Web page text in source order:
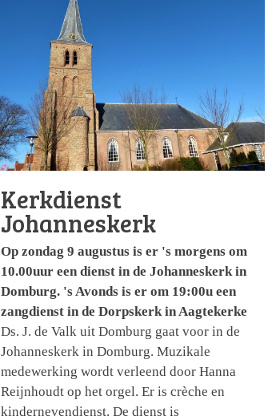
Kerkdienst
Johanneskerk
Op zondag 9 augustus is er 's morgens om
10.00uur een dienst in de Johanneskerk in
Domburg. 's Avonds is er om 19:00u een
zangdienst in de Dorpskerk in Aagtekerke
Ds. J. de Valk uit Domburg gaat voor in de
Johanneskerk in Domburg. Muzikale
medewerking wordt verleend door Hanna
Reijnhoudt op het orgel. Er is crèche en
kindernevendienst. De dienst is